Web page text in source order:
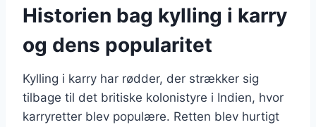
Historien bag kylling i karry
og dens popularitet
Kylling i karry har rødder, der strækker sig
tilbage til det britiske kolonistyre i Indien, hvor
karryretter blev populære. Retten blev hurtigt